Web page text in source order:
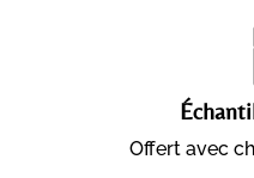
Offert avec